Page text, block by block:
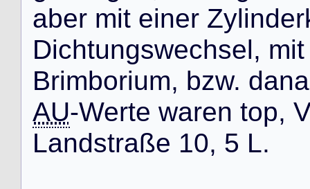
aber mit einer Zylinder
Dichtungswechsel, mit
Brimborium, bzw. dana
AU-Werte waren top, V
Landstraße 10, 5 L.